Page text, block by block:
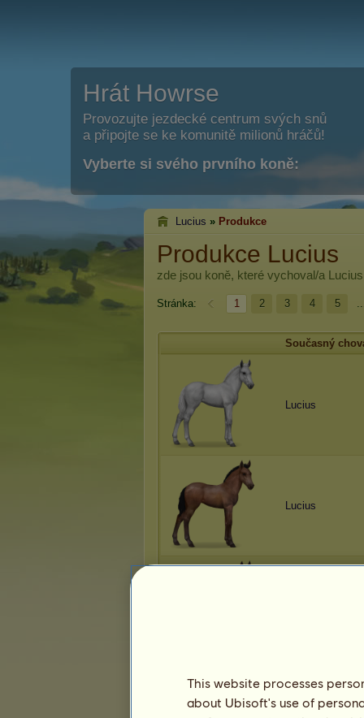
Hrát Howrse
Provozujte jezdecké centrum svých snů
a připojte se ke komunitě milionů hráčů!
Vyberte si svého prvního koně:
Lucius » Produkce
Produkce Lucius
zde jsou koně, které vychoval/a Lucius
Stránka: 1 2 3 4 5
Současný
Lucius
Lucius
Lucius
This website processes
about Ubisoft's use of